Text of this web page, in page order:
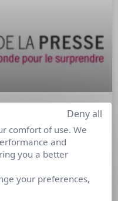
et des
de l’Argus de
Directeur de
comfort of use. We
and
you a better
your preferences,
Deny all